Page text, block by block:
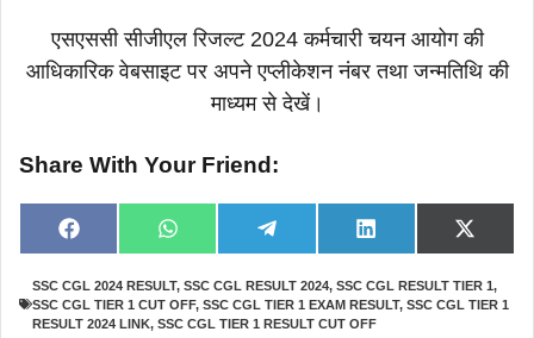
एसएससी सीजीएल रिजल्ट 2024 कर्मचारी चयन आयोग की
आधिकारिक वेबसाइट पर अपने एप्लीकेशन नंबर तथा जन्मतिथि की
माध्यम से देखें।
Share With Your Friend:
Share
on
F
a
e
b
o
Share
on
W
h
t
s
A
Share
on
e
e
g
r
Share
on
L
i
k
e
d
Share
on
X
(
w
i
SSC CGL 2024 RESULT, SSC CGL RESULT 2024, SSC CGL RESULT TIER 1,
SSC CGL TIER 1 CUT OFF, SSC CGL TIER 1 EXAM RESULT, SSC CGL TIER 1
RESULT 2024 LINK, SSC CGL TIER 1 RESULT CUT OFF